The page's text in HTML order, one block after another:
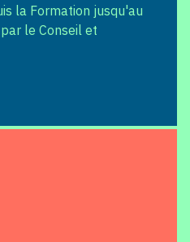
la Formation jusqu'au
le Conseil et